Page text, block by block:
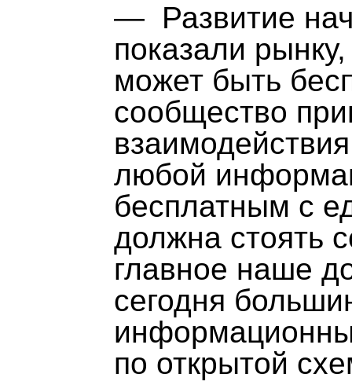
— Развитие
показали
может быть
сообщество
любой
бесплатным с
должна стоять
главное наше
сегодня
по открытой